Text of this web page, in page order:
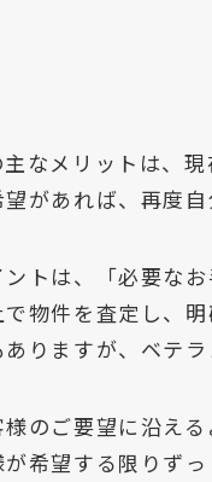
なメリットは、
があれば、再度
トは、「必要な
物件を査定し、
りますが、ベテ
のご要望に沿え
希望する限りず